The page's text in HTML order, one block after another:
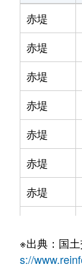
赤堤
赤堤
赤堤
赤堤
赤堤
赤堤
赤堤
赤堤
※出典：国
s://